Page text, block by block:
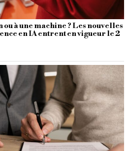
à une machine ? Les nouvelles
en IA entrent en vigueur le 2